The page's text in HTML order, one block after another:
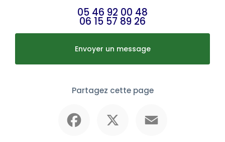
05 46 92 00 48
06 15 57 89 26
Envoyer un message
Partagez cette page